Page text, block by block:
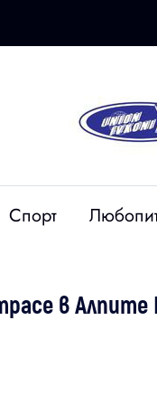
Спорт
в Алпите